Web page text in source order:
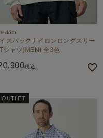
スパックナイロンロングスリー
シャツ(MEN) 全3色
税込
OUTLET